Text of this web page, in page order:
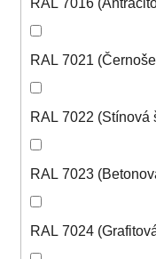
RAL 7021
RAL 7022 (Stínová
RAL 7023
RAL 7024